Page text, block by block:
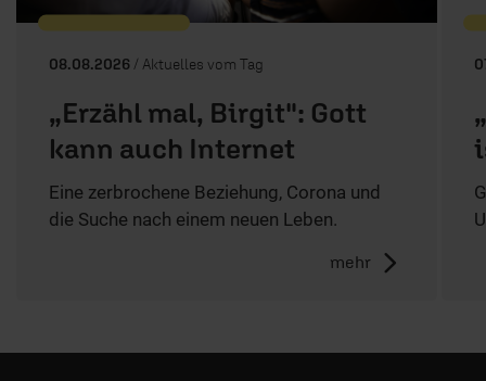
08.08.2026/ Aktuelles vom Tag
„Erzähl mal, Birgit": Gott
kann auch Internet
Eine zerbrochene Beziehung, Corona und
die Suche nach einem neuen Leben.
mehr